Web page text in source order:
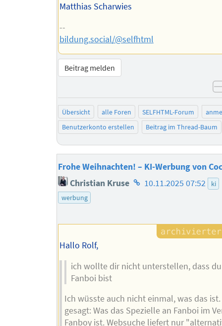
Matthias Scharwies
--
bildung.social/@selfhtml
Beitrag melden
Übersicht alle Foren SELFHTML-Forum
Benutzerkonto erstellen
Beitrag im Thread-Baum
Frohe Weihnachten! – KI-Werbung von
Christian Kruse Homepage
10.11.2025 07:52
ki
werbung
Hallo Rolf,
ich wollte dir nicht unterstellen, dass
Fanboi bist
Ich wüsste auch nicht einmal, was das ist.
gesagt: Was das Spezielle an Fanboi im
Fanboy ist. Websuche liefert nur